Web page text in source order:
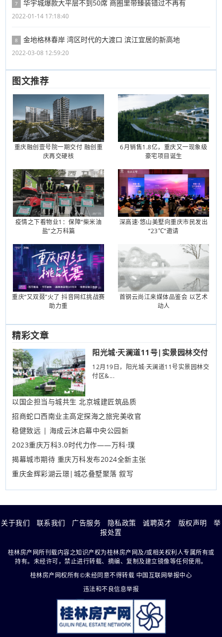
7 华宇城爆款大平层不到50席 商圈里带臻装错过不再有
2022-01-14 17:18:40
8 金地格林春岸 湾区时代的大渡口 滨江宜居的新高地
2022-03-08 12:59:20
图文推荐
重庆融创壹号院一期交付 融创重
庆再交硬核
6月销售1.8亿，重庆又一现象级
豪宅项目诞生
疫情之下看物业1：保障“柴米油
盐”之万科篇
深高速·悠山美墅向重庆市民发出
“23℃”邀请
重庆“又双叕”火了 抖音网红挑战赛
助力重
首钢云尚江来媒体品鉴会 以艺术
动人
精彩文章
阳光城·天澜道11号|实景园林交付
12月19日，阳光城·天澜道11号实景园林交
付区&...
以国企担当与城共生 北京城建匠筑品质
招商蛇口西南业主高定探海之旅完美收官
稳健致远 | 海成云沐启幕中央公园新
2023重庆万科3.0时代力作——万科·璞
揭幕城市期待 重庆万科发布2024全新主张
重庆金辉彩湖云璟|城芯叠墅聚落 叙写
关于我们 联系我们 广告服务 隐私政策 诚聘英才 版权声明
举
报处置
桂林房产网所刊载内容之知识产权为桂林房产网及/或相关权利人专属所有或
持有。未经许可，禁止进行转载、摘编、复制及建立镜像等任何使用。
桂林房产网权所有©未经同意不得转载 中国互联网举报中心
违法和不良信息举报